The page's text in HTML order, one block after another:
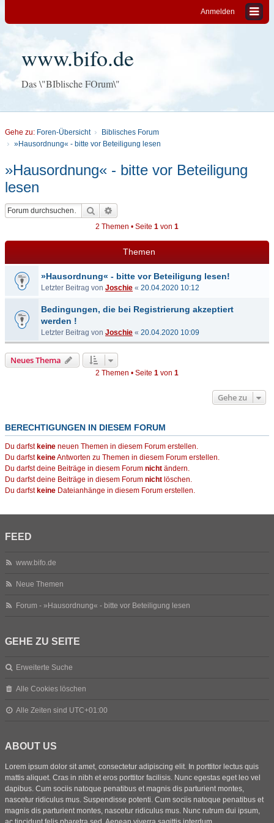
Anmelden
www.bifo.de
Das \"BIblische FOrum\"
Gehe zu: Foren-Übersicht
Biblisches Forum
»Hausordnung« - bitte vor Beteiligung lesen
»Hausordnung« - bitte vor Beteiligung
lesen
Suche
2 Themen • Seite 1 von 1
Themen
»Hausordnung« - bitte vor Beteiligung lesen!
Letzter Beitrag von Joschie « 20.04.2020 10:12
Bedingungen, die bei Registrierung akzeptiert
werden !
Letzter Beitrag von Joschie « 20.04.2020 10:09
Neues Thema
2 Themen • Seite 1 von 1
Gehe zu
BERECHTIGUNGEN IN DIESEM FORUM
Du darfst keine neuen Themen in diesem Forum erstellen.
Du darfst keineAntworten zu Themen in diesem Forum erstellen.
Du darfst deine Beiträge in diesem Forum nicht ändern.
Du darfst deine Beiträge in diesem Forum nicht löschen.
Du darfst keine Dateianhänge in diesem Forum erstellen.
FEED
www.bifo.de
Neue Themen
Forum - »Hausordnung« - bitte vor Beteiligung lesen
GEHE ZU SEITE
Erweiterte Suche
Alle Cookies löschen
Alle Zeiten sind UTC+01:00
ABOUT US
Lorem ipsum dolor sit amet, consectetur adipiscing elit. In porttitor lectus quis
mattis aliquet. Cras in nibh et eros porttitor facilisis. Nunc egestas eget leo vel
dapibus. Cum sociis natoque penatibus et magnis dis parturient montes,
nascetur ridiculus mus. Suspendisse potenti. Cum sociis natoque penatibus et
magnis dis parturient montes, nascetur ridiculus mus. Nunc rutrum dui ipsum,